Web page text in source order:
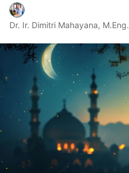
Dr. Ir. Dimitri Mahayana, M.Eng.